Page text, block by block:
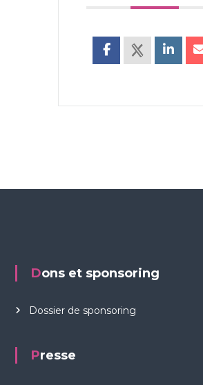
Dons et sponsoring
Dossier de sponsoring
Presse